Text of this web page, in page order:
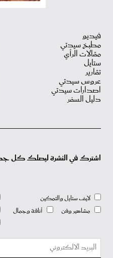
فيديو
مطبخ سيدتي
مقالات الرأي
ستايل
تقارير
عروس سيدتي
اصدارات سيدتي
دليل السفر
اشترك في النشرة ليصلك كل
لايف ستايل والتمكين
مشاهير وفن
أناقة وجمال